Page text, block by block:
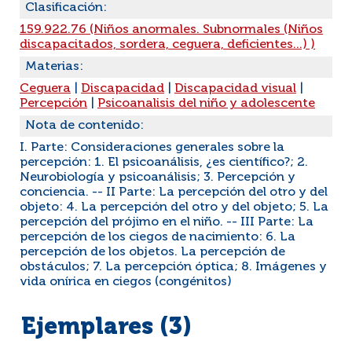
Clasificación:
159.922.76 (Niños anormales. Subnormales (Niños
discapacitados, sordera, ceguera, deficientes...) )
Materias:
Ceguera
Discapacidad Discapacidad visual
Percepción
Psicoanalisis del niño y adolescente
Nota de contenido:
I. Parte: Consideraciones generales sobre la
percepción: 1. El psicoanálisis, ¿es científico?; 2.
Neurobiología y psicoanálisis; 3. Percepción y
conciencia. -- II Parte: La percepción del otro y del
objeto: 4. La percepción del otro y del objeto; 5. La
percepción del prójimo en el niño. -- III Parte: La
percepción de los ciegos de nacimiento: 6. La
percepción de los objetos. La percepción de
obstáculos; 7. La percepción óptica; 8. Imágenes y
vida onírica en ciegos (congénitos)
Ejemplares (3)